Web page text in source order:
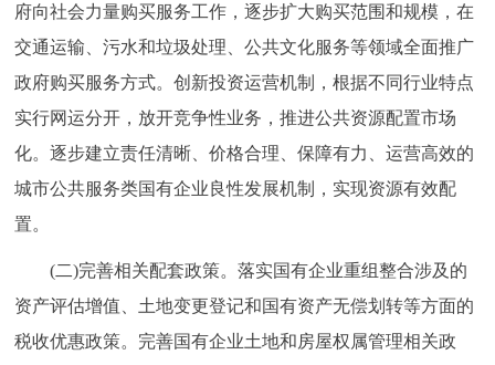
府向社会力量购买服务工作，逐步扩大购买范围和规模，在
交通运输、污水和垃圾处理、公共文化服务等领域全面推广
政府购买服务方式。创新投资运营机制，根据不同行业特点
实行网运分开，放开竞争性业务，推进公共资源配置市场
化。逐步建立责任清晰、价格合理、保障有力、运营高效的
城市公共服务类国有企业良性发展机制，实现资源有效配
置。
(二)完善相关配套政策。落实国有企业重组整合涉及的
资产评估增值、土地变更登记和国有资产无偿划转等方面的
税收优惠政策。完善国有企业土地和房屋权属管理相关政